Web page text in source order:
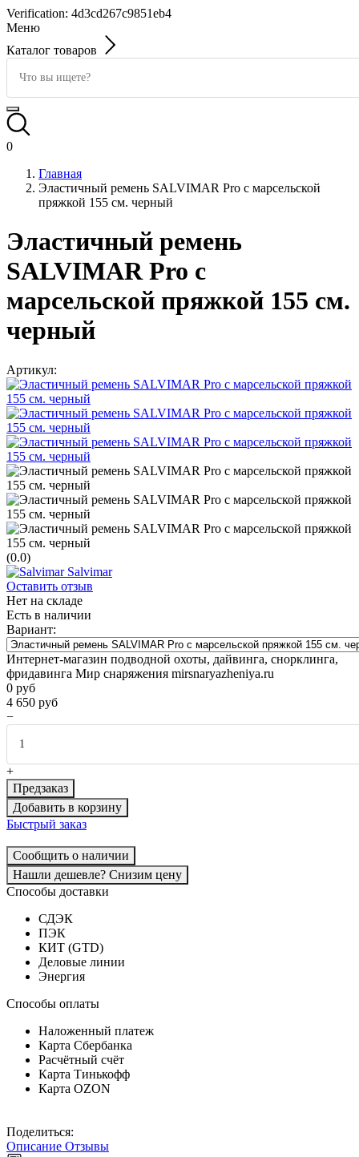
Verification: 4d3cd267c9851eb4
Меню
Каталог товаров
0
Главная
Эластичный ремень SALVIMAR Pro с марсельской
пряжкой 155 см. черный
Эластичный ремень
SALVIMAR Pro с
марсельской пряжкой 155 см.
черный
Артикул:
(0.0)
Salvimar
Оставить отзыв
Нет на складе
Есть в наличии
Вариант:
Интернет-магазин подводной охоты, дайвинга, снорклинга,
фридавинга Мир снаряжения mirsnaryazheniya.ru
0 руб
4 650 руб
−
+
Предзаказ
Добавить в корзину
Быстрый заказ
Сообщить о наличии
Нашли дешевле? Снизим цену
Способы доставки
СДЭК
ПЭК
КИТ (GTD)
Деловые линии
Энергия
Способы оплаты
Наложенный платеж
Карта Сбербанка
Расчётный счёт
Карта Тинькофф
Карта OZON
Поделиться:
Описание Отзывы